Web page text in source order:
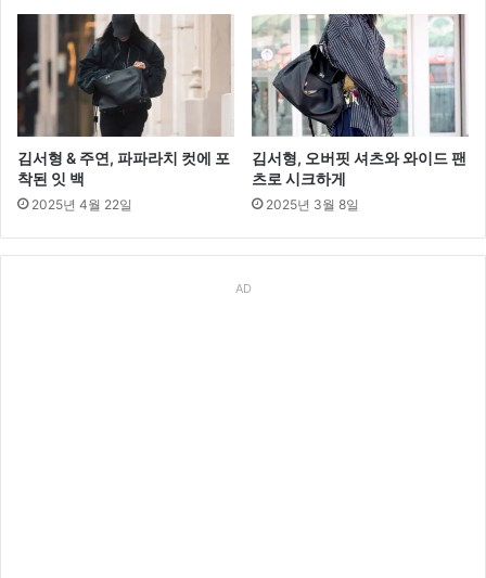
김서형 & 주연, 파파라치 컷에 포
착된 잇 백
2025년 4월 22일
김서형, 오버핏 셔츠와 와이드 팬
츠로 시크하게
2025년 3월 8일
AD